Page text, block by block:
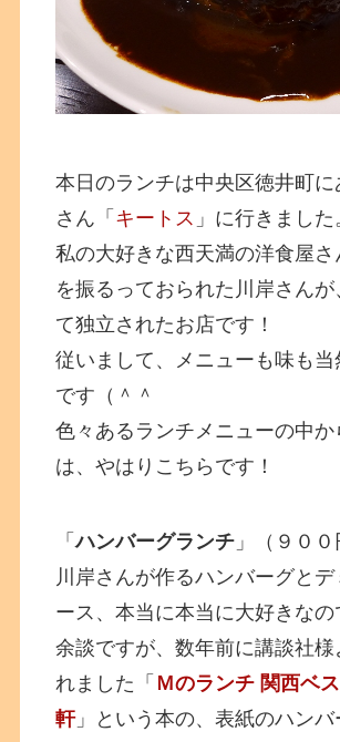
本日のランチは中央区徳井町に
さん「 キートス 」に行きました
私の大好きな西天満の洋食屋
を振るっておられた川岸さんが
て独立されたお店です！
従いまして、メニューも味も当
です（＾＾
色々あるランチメニューの中
は、やはりこちらです！
「ハンバーグランチ 」（９００
川岸さんが作るハンバーグとデ
ース、本当に本当に大好きなの
余談ですが、数年前に講談社様
れました「 Ｍのランチ 関西ベ
軒」という本の、表紙のハンバ